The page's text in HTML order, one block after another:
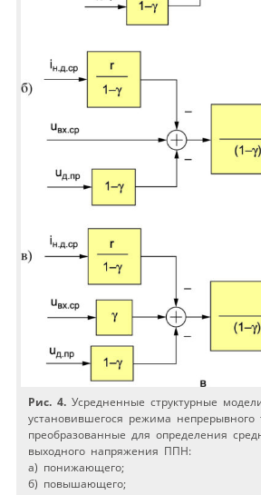
Рис. 4. Усредненные структурные
установившегося режима непрерывного
преобразованные для определения
выходного напряжения ППН:
а) понижающего;
б) повышающего;